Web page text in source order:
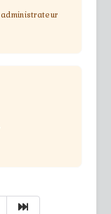
administrateur